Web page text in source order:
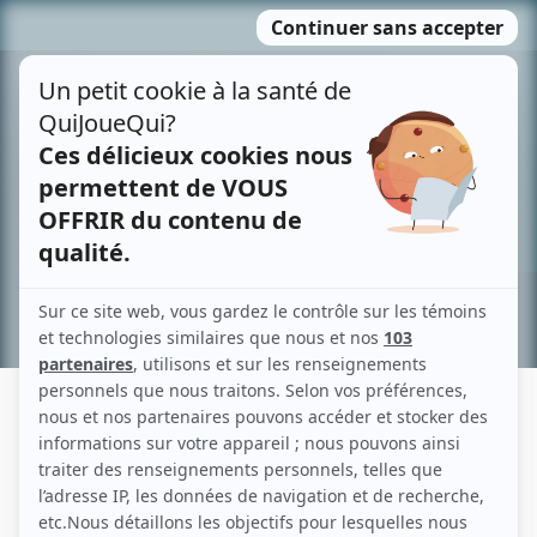
MENU
contenu
Recherche avancée »
BRIAN DONOVAN
Liens
Fiche de Brian Donovan sur Showbizz.net